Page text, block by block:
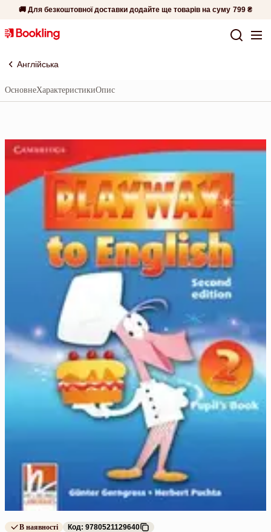
🚚 Для безкоштовної доставки додайте ще товарів на суму 799 ₴
Англійська
ОсновнеХарактеристикиОпис
В наявності Код: 9780521129640